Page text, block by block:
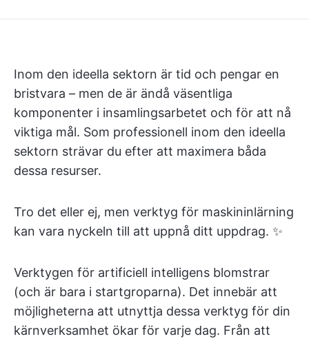
Inom den ideella sektorn är tid och pengar en
bristvara – men de är ändå väsentliga
komponenter i insamlingsarbetet och för att nå
viktiga mål. Som professionell inom den ideella
sektorn strävar du efter att maximera båda
dessa resurser.
Tro det eller ej, men verktyg för maskininlärning
kan vara nyckeln till att uppnå ditt uppdrag. ✨
Verktygen för artificiell intelligens blomstrar
(och är bara i startgroparna). Det innebär att
möjligheterna att utnyttja dessa verktyg för din
kärnverksamhet ökar för varje dag. Från att